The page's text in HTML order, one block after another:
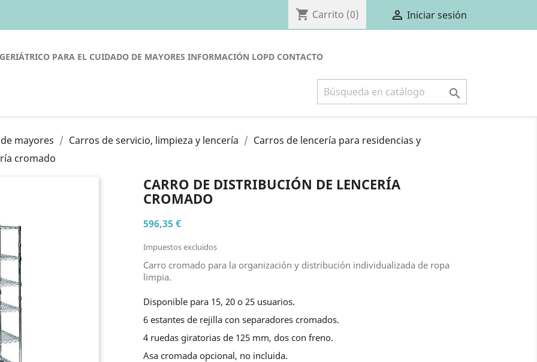
shopping_cart Carrito (0)  Iniciar sesión
PARA EL CUIDADO DE MAYORES INFORMACIÓN LOPD CONTACTO

mayores Carros de servicio, limpieza y lencería
Carros de lencería para residencias y
cromado
CARRO DE DISTRIBUCIÓN DE LENCERÍA
CROMADO
596,35 €
Impuestos excluidos
Carro cromado para la organización y distribución individualizada de ropa
limpia.
Disponible para 15, 20 o 25 usuarios.
6 estantes de rejilla con separadores cromados.
4 ruedas giratorias de 125 mm, dos con freno.
Asa cromada opcional, no incluida.